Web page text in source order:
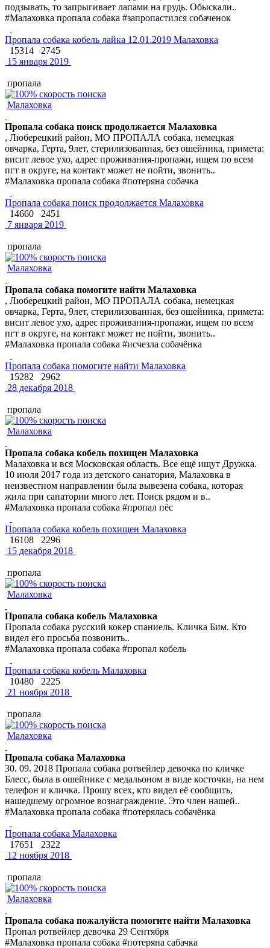
подзывать, то запрыгивает лапами на грудь. Обыскали..
#Малаховка пропала собака #запропастился собаченок
Пропала собака кобель лайка 12.01.2019 Малаховка
15314
2745
15 января 2019
пропала
Малаховка
Пропала собака поиск продолжается Малаховка
, Люберецкий район, МО ПРОПАЛА собака, немецкая
овчарка, Герта, 9лет, стерилизованная, без ошейника, примета:
висит левое ухо, адрес проживания-пропажи, ищем по всем
пгт в округе, на контакт может не пойти, звонить..
#Малаховка пропала собака #потеряна собачка
Пропала собака поиск продолжается Малаховка
14660
2451
7 января 2019
пропала
Малаховка
Пропала собака помогите найти Малаховка
, Люберецкий район, МО ПРОПАЛА собака, немецкая
овчарка, Герта, 9лет, стерилизованная, без ошейника, примета:
висит левое ухо, адрес проживания-пропажи, ищем по всем
пгт в округе, на контакт может не пойти, звонить..
#Малаховка пропала собака #исчезла собачёнка
Пропала собака помогите найти Малаховка
15282
2962
28 декабря 2018
пропала
Малаховка
Пропала собака кобель похищен Малаховка
Малаховка и вся Московская область. Все ещё ищут Дружка.
10 июля 2017 года из детского санатория, Малаховка в
неизвестном направлении была вывезена собака, которая
жила при санатории много лет. Поиск рядом и в..
#Малаховка пропала собака #пропал пёс
Пропала собака кобель похищен Малаховка
16108
2296
15 декабря 2018
пропала
Малаховка
Пропала собака кобель Малаховка
Пропала собака русский кокер спаниель. Кличка Бим. Кто
видел его просьба позвонить..
#Малаховка пропала собака #пропал кобель
Пропала собака кобель Малаховка
10480
2225
21 ноября 2018
пропала
Малаховка
Пропала собака Малаховка
30. 09. 2018 Пропала собака ротвейлер девочка по кличке
Блесс, была в ошейнике с медальоном в виде косточки, на нем
телефон и кличка. Прошу всех, кто видел её сообщить,
нашедшему огромное вознаграждение. Это член нашей..
#Малаховка пропала собака #потерялась собачёнка
Пропала собака Малаховка
17651
2322
12 ноября 2018
пропала
Малаховка
Пропала собака пожалуйста помогите найти Малаховка
Пропал ротвейлер девочка 29 Сентября
#Малаховка пропала собака #потеряна сабачка